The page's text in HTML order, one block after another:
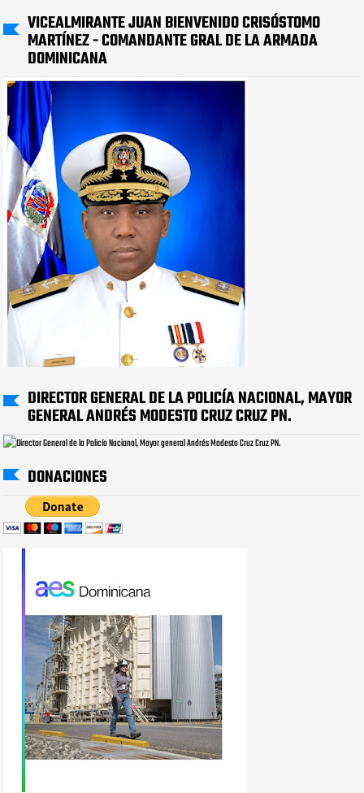
VICEALMIRANTE JUAN BIENVENIDO CRISÓSTOMO
MARTÍNEZ - COMANDANTE GRAL DE LA ARMADA
DOMINICANA
DIRECTOR GENERAL DE LA POLICÍA NACIONAL, MAYOR
GENERAL ANDRÉS MODESTO CRUZ CRUZ PN.
DONACIONES